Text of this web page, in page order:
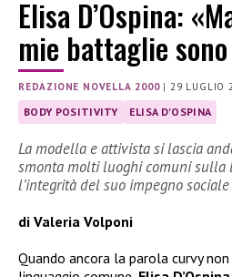
Elisa D’Ospina:
mie battaglie
REDAZIONE NOVELLA 2000|29 LUGLIO
BODY POSITIVITY ELISA D'OSPINA
La modella e attivista si lascia
smonta molti luoghi comuni sulla
l’integrità del suo impegno sociale
di Valeria Volponi
Quando ancora la parola curvy